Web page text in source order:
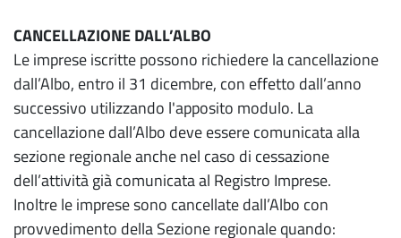
CANCELLAZIONE DALL’ALBO
Le imprese iscritte possono richiedere la cancellazione
dall’Albo, entro il 31 dicembre, con effetto dall’anno
successivo utilizzando l'apposito modulo. La
cancellazione dall’Albo deve essere comunicata alla
sezione regionale anche nel caso di cessazione
dell’attività già comunicata al Registro Imprese.
Inoltre le imprese sono cancellate dall’Albo con
provvedimento della Sezione regionale quando: